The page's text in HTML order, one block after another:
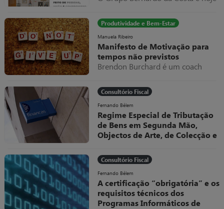
de evolução empresarial em
Portugal, destacando-se pela sua
capacidade de adaptação,
diversificação e internacionalização
ao longo de mais de seis décadas
de atividade.
Produtividade e Bem-Estar
Manuela Ribeiro
Manifesto de Motivação para
tempos não previstos
Brendon Burchard é um coach
grata por todos os valiosos
conteúdos que partilhou e partilha
livremente.
Consultório Fiscal
Fernando Bélem
Regime Especial de Tributação
de Bens em Segunda Mão,
Objectos de Arte, de Colecção e
O Decreto-Lei, nº 199/96, de 18 de
Outubro, veio regular, no sistema
fiscal português, um dos Regimes
Especiais de Tributação do IVA
Consultório Fiscal
Fernando Bélem
A certificação “obrigatória” e os
requisitos técnicos dos
Programas Informáticos de